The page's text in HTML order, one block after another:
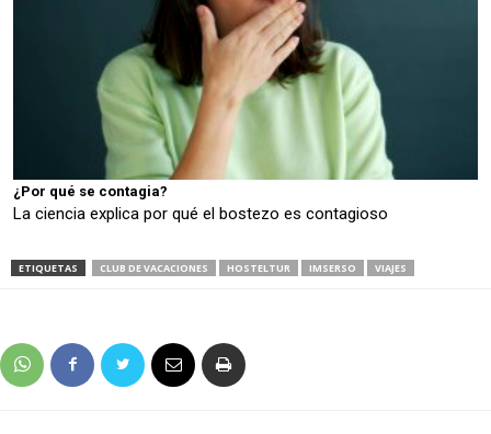
¿Por qué se contagia?
La ciencia explica por qué el bostezo es contagioso
ETIQUETAS CLUB DE VACACIONES HOSTELTUR IMSERSO VIAJES